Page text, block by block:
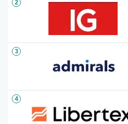
2
3
4